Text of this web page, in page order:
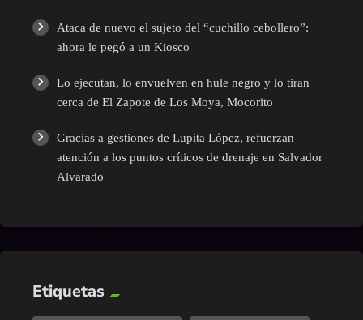
Ataca de nuevo el sujeto del “cuchillo cebollero”:
ahora le pegó a un Kiosco
Lo ejecutan, lo envuelven en hule negro y lo tiran
cerca de El Zapote de Los Moya, Mocorito
Gracias a gestiones de Lupita López, refuerzan
atención a los puntos críticos de drenaje en Salvador
Alvarado
Etiquetas